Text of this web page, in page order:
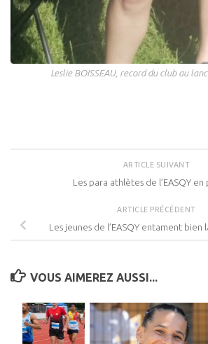
Leslie BOISSEAU, record du club au
ARTICLE SUIVANT
Les para athlètes de l’EASQY en
ARTICLE PRÉCÉDENT
Les jeunes de l’EASQY entament bien
VOUS AIMEREZ AUSSI...